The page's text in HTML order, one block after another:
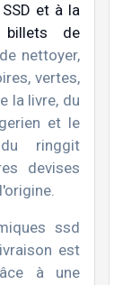
et à la
billets de
nettoyer,
vertes,
la livre, du
et le
ringgit
devises
ssd
est
à une